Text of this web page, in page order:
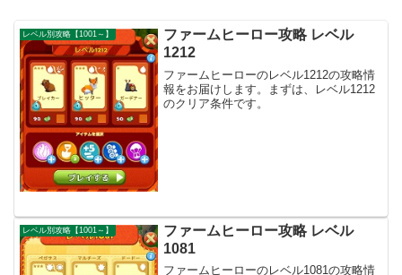
レベル別攻略【1001～】
ファームヒーロー攻略 レベル
1212
ファームヒーローのレベル1212の攻略情
報をお届けします。まずは、レベル1212
のクリア条件です。
レベル別攻略【1001～】
ファームヒーロー攻略 レベル
1081
ファームヒーローのレベル1081の攻略情